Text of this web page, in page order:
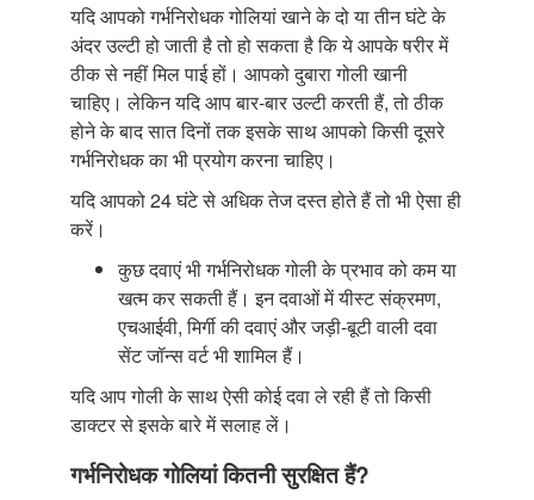
यदि आपको गर्भनिरोधक गोलियां खाने के दो या तीन घंटे के
अंदर उल्टी हो जाती है तो हो सकता है कि ये आपके षरीर में
ठीक से नहीं मिल पाई हों। आपको दुबारा गोली खानी
चाहिए। लेकिन यदि आप बार-बार उल्टी करती हैं, तो ठीक
होने के बाद सात दिनों तक इसके साथ आपको किसी दूसरे
गर्भनिरोधक का भी प्रयोग करना चाहिए।
यदि आपको 24 घंटे से अधिक तेज दस्त होते हैं तो भी ऐसा ही
करें।
कुछ दवाएं भी गर्भनिरोधक गोली के प्रभाव को कम या
खत्म कर सकती हैं। इन दवाओं में यीस्ट संक्रमण,
एचआईवी, मिर्गी की दवाएं और जड़ी-बूटी वाली दवा
सेंट जॉन्स वर्ट भी शामिल हैं।
यदि आप गोली के साथ ऐसी कोई दवा ले रही हैं तो किसी
डाक्टर से इसके बारे में सलाह लें।
गर्भनिरोधक गोलियां कितनी सुरक्षित हैं?